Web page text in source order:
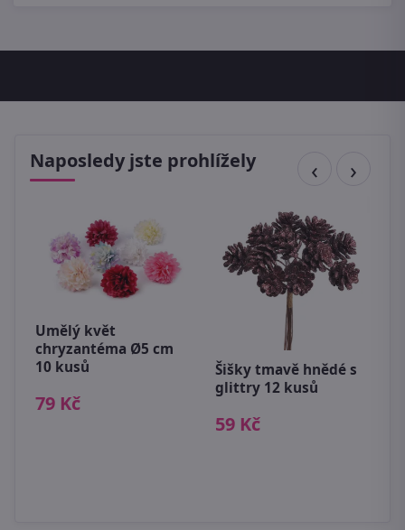
Naposledy jste prohlížely
Umělý květ
chryzantéma Ø5 cm
10 kusů
79 Kč
Šišky tmavě hnědé s
glittry 12 kusů
59 Kč